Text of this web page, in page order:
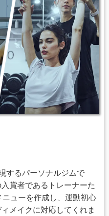
するパーソナルジムで
賞者であるトレーナーた
ューを作成し、運動初心
メイクに対応してくれま